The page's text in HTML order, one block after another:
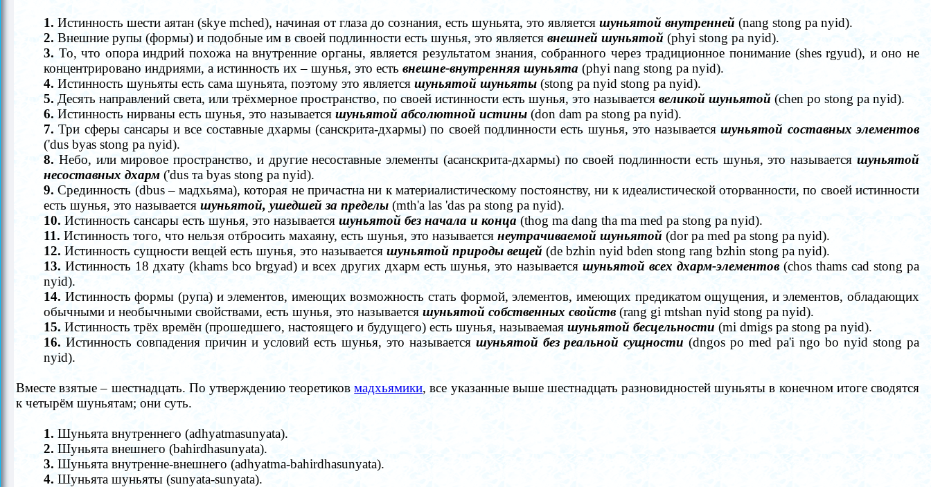
1. Истинность шести аятан (skye mched), начиная от глаза до сознания, есть шуньята, это является шуньятой внутренней (nang stong pa nyid).
2. Внешние рупы (формы) и подобные им в своей подлинности есть шунья, это является внешней шуньятой (phyi stong pa nyid).
3. То, что опора индрий похожа на внутренние органы, является результатом знания, собранного через традиционное понимание (shes rgyud), и оно не
концентрировано индриями, а истинность их– шунья, это есть внешне-внутренняя шуньята (phyi nang stong ра nyid).
4. Истинность шуньяты есть сама шуньята, поэтому это является шуньятой шуньяты (stong ра nyid stong ра nyid).
5. Десять направлений света, или трёхмерное пространство, по своей истинности есть шунья, это называется великой шуньятой (chen ро stong ра nyid).
6. Истинность нирваны есть шунья, это называется шуньятой абсолютной истины (don dam pa stong pa nyid).
7. Три сферы сансары и все составные дхармы (санскрита-дхармы) по своей подлинности есть шунья, это называетсяшуньятой составных элементов
('dus byas stong pa nyid).
8. Небо, или мировое пространство, и другие несоставные элементы (асанскрита-дхармы) по своей подлинности есть шунья, это называется шуньятой
несоставных дхарм ('dus та byas stong ра nyid).
9. Срединность (dbus–мадхьяма), которая не причастна ни к материалистическому постоянству, ни к идеалистической оторванности, по своей истинности
есть шунья, это называется шуньятой, ушедшей за пределы (mth'a las 'das pa stong pa nyid).
10. Истинность сансары есть шунья, это называется шуньятой без начала и конца (thog ma dang tha ma med pa stong pa nyid).
11. Истинность того, что нельзя отбросить махаяну, есть шунья, это называется неутрачиваемой шуньятой (dor ра med ра stong ра nyid).
12. Истинность сущности вещей есть шунья, это называется шуньятой природы вещей (de bzhin nyid bden stong rang bzhin stong pa nyid).
13. Истинность 18 дхату (khams bco brgyad) и всех других дхарм есть шунья, это называетсяшуньятой всех дхарм-элементов(chos thams cad stong pa
nyid).
14. Истинность формы (рупа) и элементов, имеющих возможность стать формой, элементов, имеющих предикатом ощущения, и элементов, обладающих
обычными и необычными свойствами, есть шунья, это называется шуньятой собственных свойств (rang gi mtshan nyid stong pa nyid).
15. Истинность трёх времён (прошедшего, настоящего и будущего) есть шунья, называемая шуньятой бесцельности (mi dmigs pa stong pa nyid).
16. Истинность совпадения причин и условий есть шунья, это называется шуньятой без реальной сущности (dngos ро med pa'i ngo bo nyid stong pa
nyid).
Вместе взятые– шестнадцать. По утверждению теоретиковмадхьямики, все указанные выше шестнадцать разновидностей шуньяты в конечном итоге сводятся
к четырём шуньятам; они суть.
1. Шуньята внутреннего (adhyatmasunyata).
2. Шуньята внешнего (bahirdhasunyata).
3. Шуньята внутренне-внешнего (adhyatma-bahirdhasunyata).
4. Шуньята шуньяты (sunyata-sunyata).